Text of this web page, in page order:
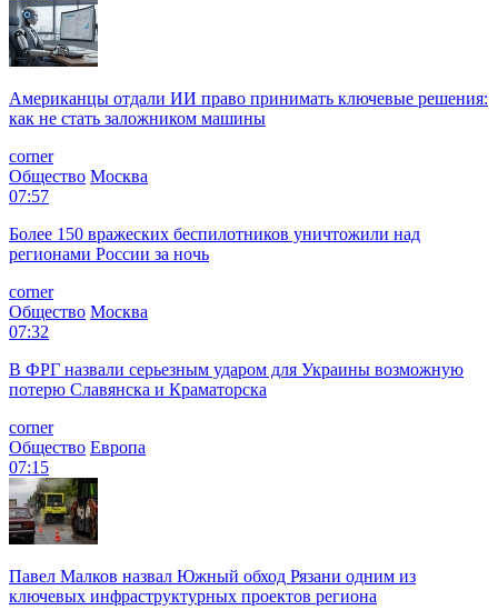
Американцы отдали ИИ право принимать ключевые решения:
как не стать заложником машины
corner
Общество Москва
07:57
Более 150 вражеских беспилотников уничтожили над
регионами России за ночь
corner
Общество Москва
07:32
В ФРГ назвали серьезным ударом для Украины возможную
потерю Славянска и Краматорска
corner
Общество Европа
07:15
Павел Малков назвал Южный обход Рязани одним из
ключевых инфраструктурных проектов региона